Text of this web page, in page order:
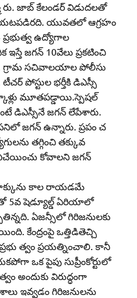
జాబ్‌ కేలండర్‌ విడుదలతో
యువతలో ఆగ్రహం
ప్రభుత్వ ఉద్యోగాల
జగన్‌ 10వేలు ప్రకటించి
గ్రామ సచివాలయాల పోలీసు
పోస్టుల భర్తీకి డిఎస్సీ
మూతపడ్డాయి.స్పెషల్‌
డిఎస్సీనే జగన్‌ లేపేశారు.
జగన్‌ ఉన్నారు. ప్రపం చ
తగ్గించి తక్కువ
కోవాలని జగన్‌
కాల రాయడమే
5వ షెడ్యూల్డ్‌ ఏరియాలో
ఏజన్సీలో గిరిజనులకు
కేంద్రంపై ఒత్తిడితెచ్చి
ప్రభు త్వం ప్రయత్నించాలి. కానీ
ఒక పైపు సుప్రీంకోర్టులో
అందుకు విరుద్ధంగా
ఇవ్వడం గిరిజనులను